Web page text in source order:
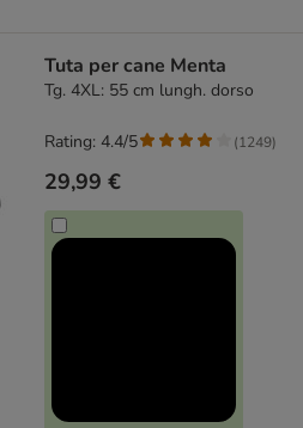
Tuta per cane Menta
Tg. 4XL: 55 cm lungh. dorso
29,99 €
Rating: 4.4/5 (1249)